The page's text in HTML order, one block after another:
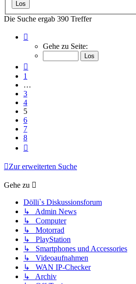
Die Suche ergab 390 Treffer
von
Gehe zu Seite:
1
…
3
4
5
6
7
8
Zur erweiterten Suche
Gehe zu
Dölli`s Diskussionsforum
↳ Admin News
↳ Computer
↳ Motorrad
↳ PlayStation
↳ Smartphones und Accessories
↳ Videoaufnahmen
↳ WAN IP-Checker
↳ Archiv